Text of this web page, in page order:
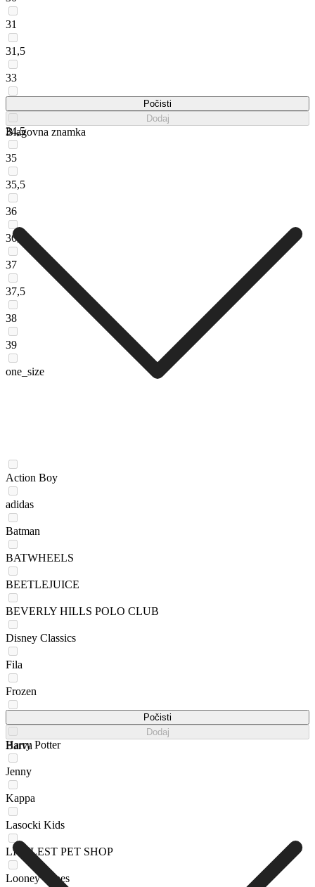
31
31,5
33
34,5
35
35,5
36
36,5
37
37,5
38
39
one_size
Počisti
Dodaj
Blagovna znamka
Action Boy
adidas
Batman
BATWHEELS
BEETLEJUICE
BEVERLY HILLS POLO CLUB
Disney Classics
Fila
Frozen
Harry Potter
Jenny
Kappa
Lasocki Kids
LITTLEST PET SHOP
Looney Tunes
Počisti
Dodaj
Barva